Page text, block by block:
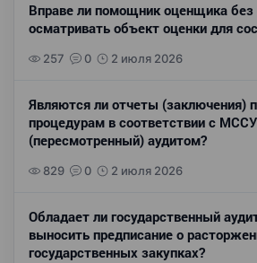
Вправе ли помощник оценщика без
осматривать объект оценки для
257 0 2 июля 2026
Являются ли отчеты (заключения)
процедурам в соответствии с
(пересмотренный) аудитом?
829 0 2 июля 2026
Обладает ли государственный
выносить предписание о
государственных закупках?